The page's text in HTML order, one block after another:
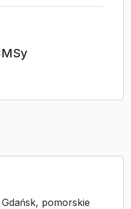
pomorskie